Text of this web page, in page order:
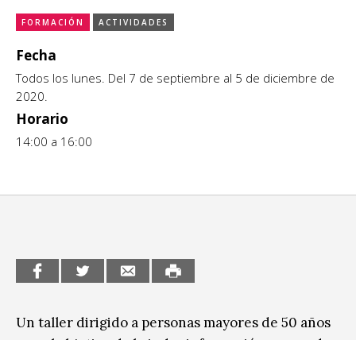
CCE en el interior/libros
Espacio itinerante de lectura infantil
Exposiciones
Género y Diversidad
Infantil y Juvenil
Sin categoría
FORMACIÓN ACTIVIDADES
Fecha
Todos los lunes. Del 7 de septiembre al 5 de diciembre de
2020.
Horario
14:00 a 16:00
Un taller dirigido a personas mayores de 50 años